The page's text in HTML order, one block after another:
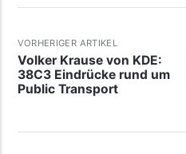
VORHERIGER ARTIKEL
Volker Krause von KDE:
38C3 Eindrücke rund um
Public Transport